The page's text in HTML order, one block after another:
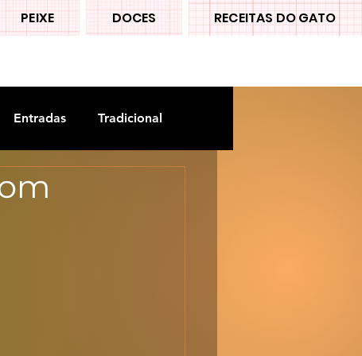
PEIXE DOCES RECEITAS DO GATO
Entradas Tradicional